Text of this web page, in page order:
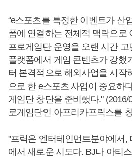
“e스포츠를 특정한 이벤트가 산
폼에 연결하는 전체적 맥락으로
프로게임단 운영을 오랜 시간
플랫폼에서 게임 콘텐츠가 강했
터 본격적으로 해외사업을 시작
으로 한 e스포츠 사업이 중요하
게임단 창단을 준비했다."
로게임단인 아프리카프릭스를
"프릭은 엔터테인먼트분야에서,
에서 새로운 시도다. BJ나 아티